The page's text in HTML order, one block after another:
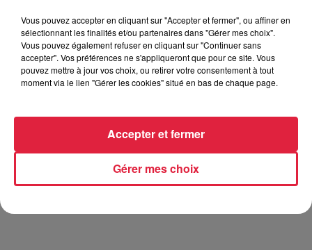
6 août 2026
Tags antisémites à Strasbourg :
Catherine Trautmann réagit
6 août 2026
Au zoo de Mulhouse : rencontre
avec les flamants rouges
Vous pouvez accepter en cliquant sur "Accepter et fermer", ou affiner en
sélectionnant les finalités et/ou partenaires dans "Gérer mes choix".
Vous pouvez également refuser en cliquant sur "Continuer sans
accepter". Vos préférences ne s'appliqueront que pour ce site. Vous
pouvez mettre à jour vos choix, ou retirer votre consentement à tout
moment via le lien "Gérer les cookies" situé en bas de chaque page.
Gérer mes choix
Accepter et fermer